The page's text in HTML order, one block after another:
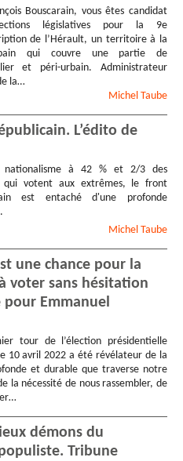
Bouscarain, vous êtes candidat
législatives pour la 9e
de l’Hérault, un territoire à la
qui couvre une partie de
et péri-urbain. Administrateur
la…
Michel Taube
L’édito de
nationalisme à 42 % et 2/3 des
qui votent aux extrêmes, le front
est entaché d'une profonde
Michel Taube
une chance pour la
voter sans hésitation
pour Emmanuel
tour de l’élection présidentielle
10 avril 2022 a été révélateur de la
et durable que traverse notre
la nécessité de nous rassembler, de
démons du
Tribune